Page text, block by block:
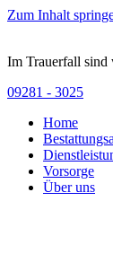
Zum Inhalt
Im Trauerfall sind
09281 - 3025
Home
Vorsorge
Über uns